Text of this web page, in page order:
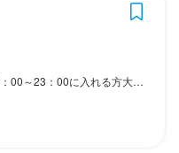
＜ 営業時間 ＞ 月～木／17：00～22：00 金・土・祝前日／17：00～23：00
ど、より責任ある仕事も
ら丁寧に指導しますの
接客やおもてなしの基本
感動を、飲食の仕事を通
「SNSが得意」など、あ
王や朝引き鶏など、素材
き鳥店です。オープンキ
じながら調理できる点も
し合える、風通しの良い
王や朝引き鶏など、素材
き鳥店です。オープンキ
じながら調理できる点も
るので、未経験の方や経
おもてなしをお任せしま
簡単な業務から始め、研
からスタートしていま
は、入社後すぐに戦力と
かり評価し、給与や役職
の簡単な作業から始めら